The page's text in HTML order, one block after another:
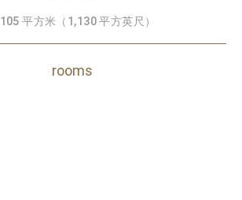
105 平方米（1,130 平方英尺）